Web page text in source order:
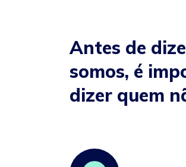
Antes de
somos, é
dizer quem